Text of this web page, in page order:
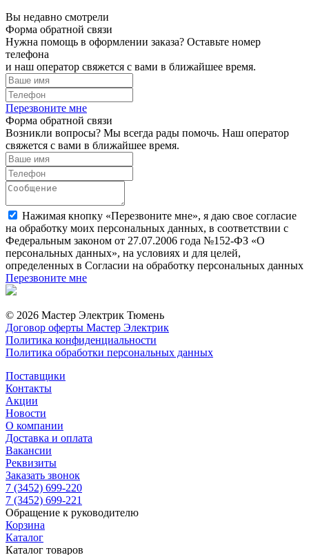
Вы недавно смотрели
Форма обратной связи
Нужна помощь в оформлении заказа? Оставьте номер
телефона
и наш оператор свяжется с вами в ближайшее время.
Перезвоните мне
Форма обратной связи
Возникли вопросы? Мы всегда рады помочь. Наш оператор
свяжется с вами в ближайшее время.
Нажимая кнопку «Перезвоните мне», я даю свое согласие
на обработку моих персональных данных, в соответствии с
Федеральным законом от 27.07.2006 года №152-ФЗ «О
персональных данных», на условиях и для целей,
определенных в Согласии на обработку персональных данных
Перезвоните мне
© 2026 Мастер Электрик Тюмень
Договор оферты Мастер Электрик
Политика конфиденциальности
Политика обработки персональных данных
Поставщики
Контакты
Акции
Новости
О компании
Доставка и оплата
Вакансии
Реквизиты
Заказать звонок
7 (3452) 699-220
7 (3452) 699-221
Обращение к руководителю
Корзина
Каталог
Каталог товаров